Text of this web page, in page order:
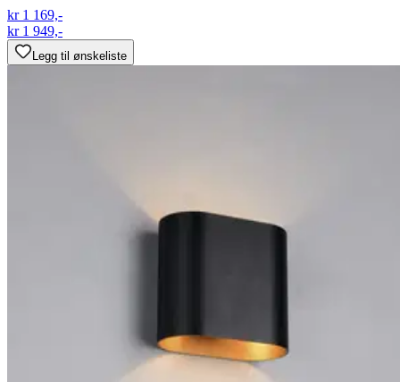
kr 1 169,-
kr 1 949,-
Legg til ønskeliste